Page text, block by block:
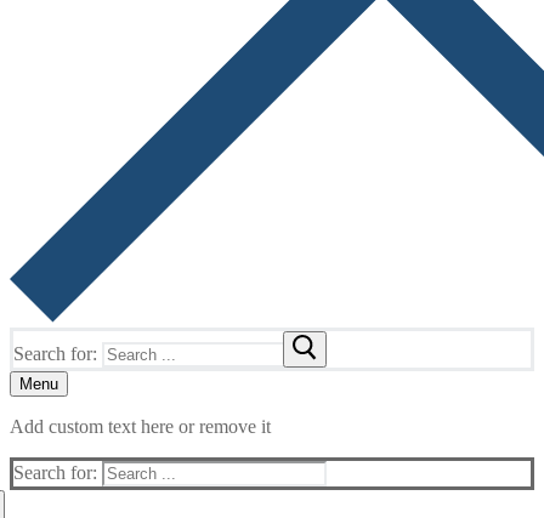
Search for:
Menu
Add custom text here or remove it
Search for: